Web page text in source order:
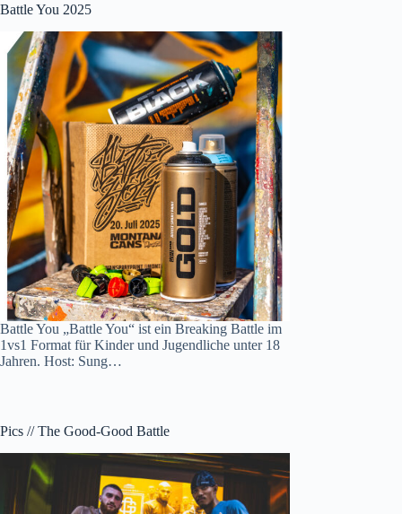
Battle You 2025
Battle You „Battle You“ ist ein Breaking Battle im
1vs1 Format für Kinder und Jugendliche unter 18
Jahren. Host: Sung…
Pics // The Good-Good Battle